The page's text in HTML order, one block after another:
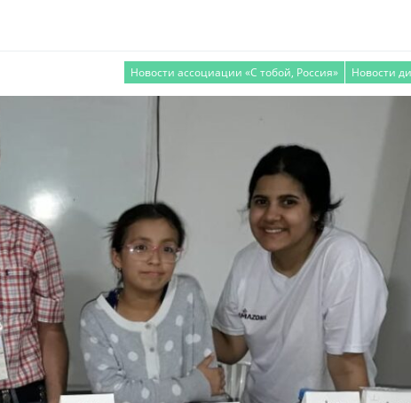
Новости ассоциации «С тобой, Россия» Новости